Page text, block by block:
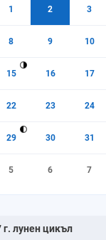
1 2 3
8 9 10
15 16 17
22 23 24
29 30 31
5 6 7
г. лунен цикъл